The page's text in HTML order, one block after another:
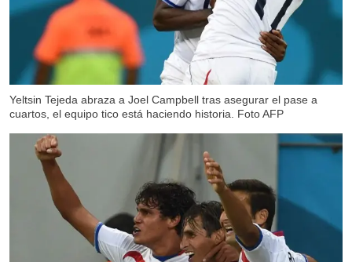
Yeltsin Tejeda abraza a Joel Campbell tras asegurar el pase a
cuartos, el equipo tico está haciendo historia. Foto AFP